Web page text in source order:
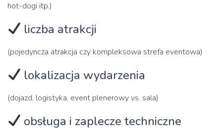
hot-dogi itp.)
liczba atrakcji
(pojedyncza atrakcja czy kompleksowa strefa eventowa)
lokalizacja wydarzenia
(dojazd, logistyka, event plenerowy vs. sala)
obsługa i zaplecze techniczne